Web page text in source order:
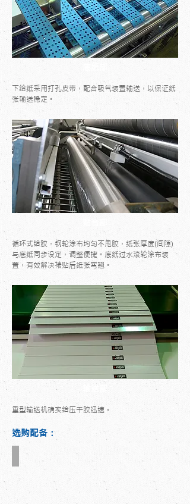
下给纸采用打孔皮带，配合吸气装置输送，以保证纸
张输送稳定。
循环式给胶，钢轮涂布均匀不甩胶，纸张厚度(间隙)
与底纸同步设定，调整便捷。底纸过水滚轮涂布装
置，有效解决裱贴后纸张弯翘。
输送部
重型输送机确实给压干胶迅速。
选购配备：
预补堆纸台